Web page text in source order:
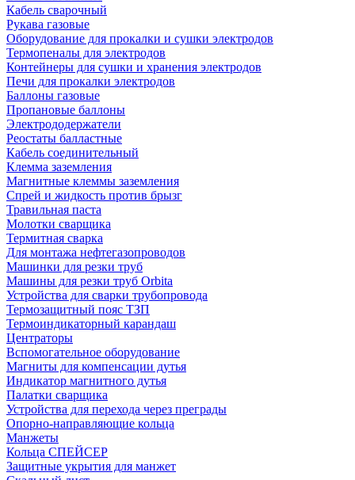
Кабель сварочный
Рукава газовые
Оборудование для прокалки и сушки электродов
Термопеналы для электродов
Контейнеры для сушки и хранения электродов
Печи для прокалки электродов
Баллоны газовые
Пропановые баллоны
Электрододержатели
Реостаты балластные
Кабель соединительный
Клемма заземления
Магнитные клеммы заземления
Спрей и жидкость против брызг
Травильная паста
Молотки сварщика
Термитная сварка
Для монтажа нефтегазопроводов
Машинки для резки труб
Машины для резки труб Orbita
Устройства для сварки трубопровода
Термозащитный пояс ТЗП
Термоиндикаторный карандаш
Центраторы
Вспомогательное оборудование
Магниты для компенсации дутья
Индикатор магнитного дутья
Палатки сварщика
Устройства для перехода через преграды
Опорно-направляющие кольца
Манжеты
Кольца СПЕЙСЕР
Защитные укрытия для манжет